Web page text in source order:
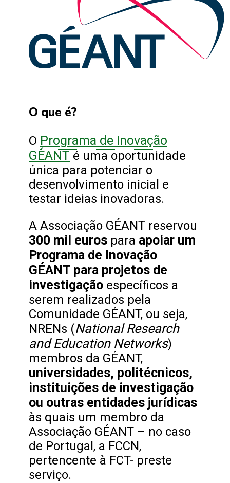
O que é?
O Programa de Inovação
GÉANT é uma oportunidade
única para potenciar o
desenvolvimento inicial e
testar ideias inovadoras.
A Associação GÉANT reservou
300 mil euros para apoiar um
Programa de Inovação
GÉANT para projetos de
investigação específicos a
serem realizados pela
Comunidade GÉANT, ou seja,
NRENs (National Research
and Education Networks)
membros da GÉANT,
universidades, politécnicos,
instituições de investigação
ou outras entidades jurídicas
às quais um membro da
Associação GÉANT – no caso
de Portugal, a FCCN,
pertencente à FCT- preste
serviço.